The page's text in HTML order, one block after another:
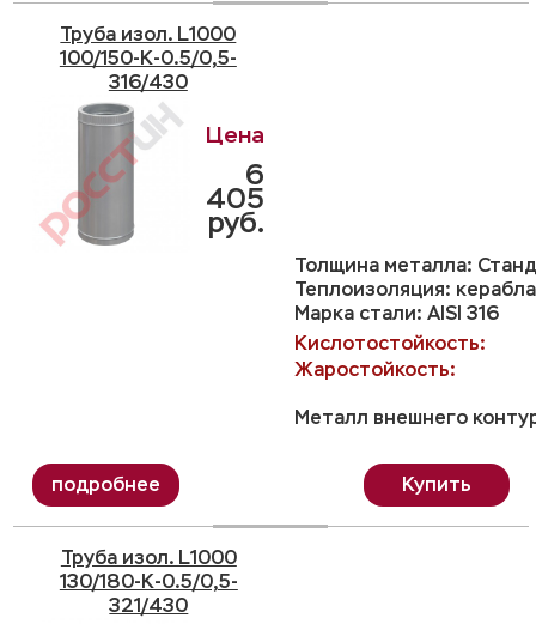
Труба изол. L1000
100/150-K-0.5/0,5-
316/430
Толщина металла:
Теплоизоляция:
Марка стали: AISI 316
Кислотостойкость:
Жаростойкость:
Металл внешнего
6
405
руб.
Купить
Труба изол. L1000
130/180-K-0.5/0,5-
321/430